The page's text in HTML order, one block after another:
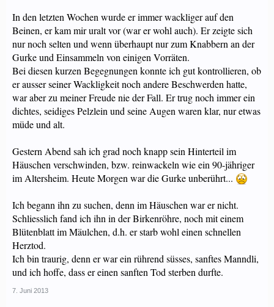
In den letzten Wochen wurde er immer wackliger auf den
Beinen, er kam mir uralt vor (war er wohl auch). Er zeigte sich
nur noch selten und wenn überhaupt nur zum Knabbern an der
Gurke und Einsammeln von einigen Vorräten.
Bei diesen kurzen Begegnungen konnte ich gut kontrollieren, ob
er ausser seiner Wackligkeit noch andere Beschwerden hatte,
war aber zu meiner Freude nie der Fall. Er trug noch immer ein
dichtes, seidiges Pelzlein und seine Augen waren klar, nur etwas
müde und alt.
Gestern Abend sah ich grad noch knapp sein Hinterteil im
Häuschen verschwinden, bzw. reinwackeln wie ein 90-jähriger
im Altersheim. Heute Morgen war die Gurke unberührt...
Ich begann ihn zu suchen, denn im Häuschen war er nicht.
Schliesslich fand ich ihn in der Birkenröhre, noch mit einem
Blütenblatt im Mäulchen, d.h. er starb wohl einen schnellen
Herztod.
Ich bin traurig, denn er war ein rührend süsses, sanftes Manndli,
und ich hoffe, dass er einen sanften Tod sterben durfte.
7. Juni 2013